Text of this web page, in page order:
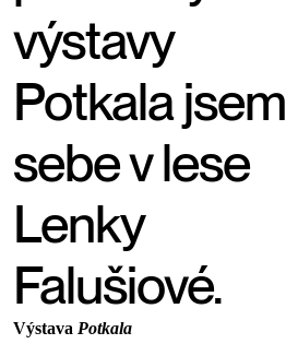
výstavy
Potkala jsem
sebe v lese
Lenky
Falušiové.
Výstava Potkala